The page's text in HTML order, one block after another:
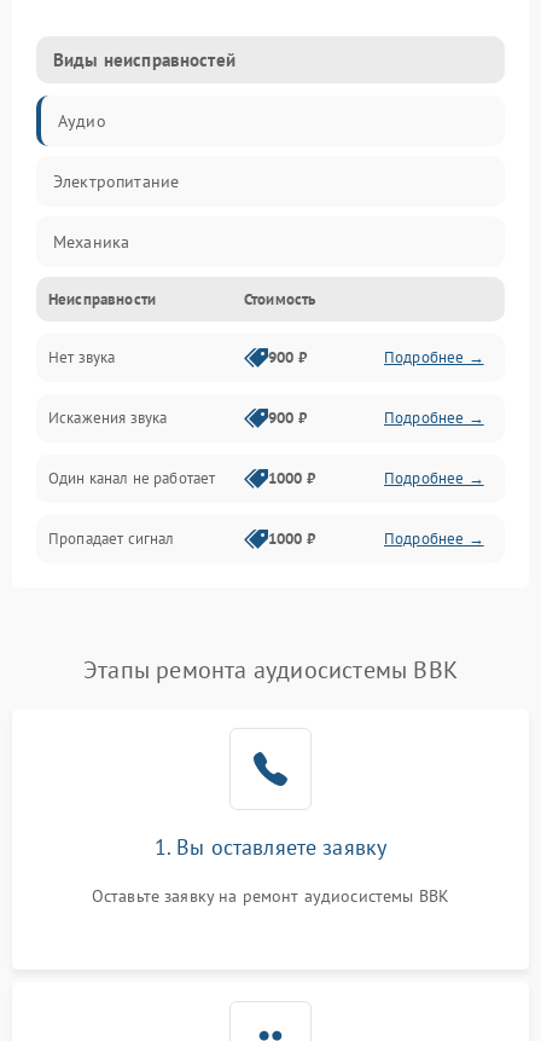
Виды неисправностей
Аудио
Электропитание
Механика
Управление
Корпус/Герметичность
Электронные компоненты
Неисправности Стоимость
Нет звука 900 ₽ Подробнее →
Искажения звука 900 ₽ Подробнее →
Один канал не работает 1000 ₽ Подробнее →
Пропадает сигнал 1000 ₽ Подробнее →
Этапы ремонта аудиосистемы BBK
1. Вы оставляете заявку
Оставьте заявку на ремонт аудиосистемы BBK